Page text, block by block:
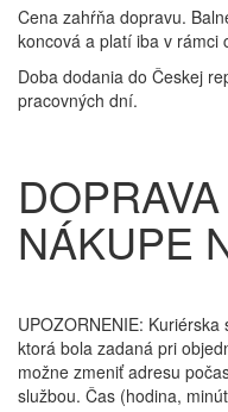
Cena zahŕňa dopravu.
koncová a platí iba v rámci
Doba dodania do Českej
pracovných dní.
NÁKUPE
UPOZORNENIE:
ktorá bola zadaná pri
možne zmeniť adresu
službou. Čas (hodina,